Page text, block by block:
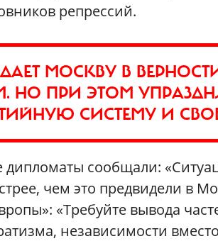
репрессий.
МОСКВУ В
НО ПРИ ЭТОМ
СИСТЕМУ И
сообщали:
чем это предвидели в
«Требуйте вывода
независимости